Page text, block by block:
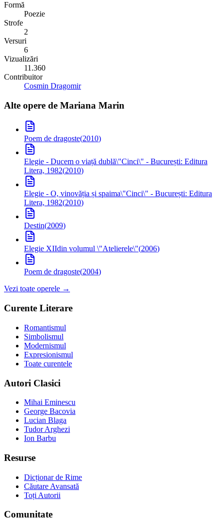
Formă
Poezie
Strofe
2
Versuri
6
Vizualizări
11.360
Contribuitor
Cosmin Dragomir
Alte opere de Mariana Marin
Poem de dragoste(2010)
Elegie - Ducem o viață dublă\"Cinci\" - București: Editura
Litera, 1982(2010)
Elegie - O, vinovăția și spaima\"Cinci\" - București: Editura
Litera, 1982(2010)
Destin(2009)
Elegie XIIdin volumul \"Atelierele\"(2006)
Poem de dragoste(2004)
Vezi toate operele →
Curente Literare
Romantismul
Simbolismul
Modernismul
Expresionismul
Toate curentele
Autori Clasici
Mihai Eminescu
George Bacovia
Lucian Blaga
Tudor Arghezi
Ion Barbu
Resurse
Dicționar de Rime
Căutare Avansată
Toți Autorii
Comunitate